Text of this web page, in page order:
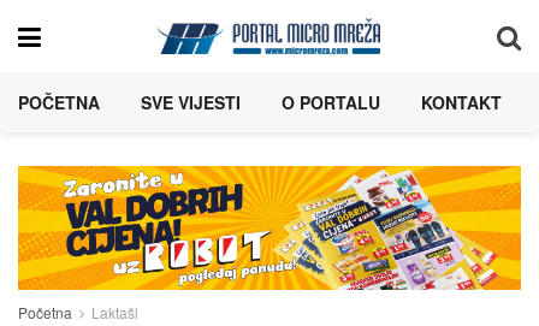
POČETNA SVE VIJESTI O PORTALU KONTAKT
Početna Laktaši